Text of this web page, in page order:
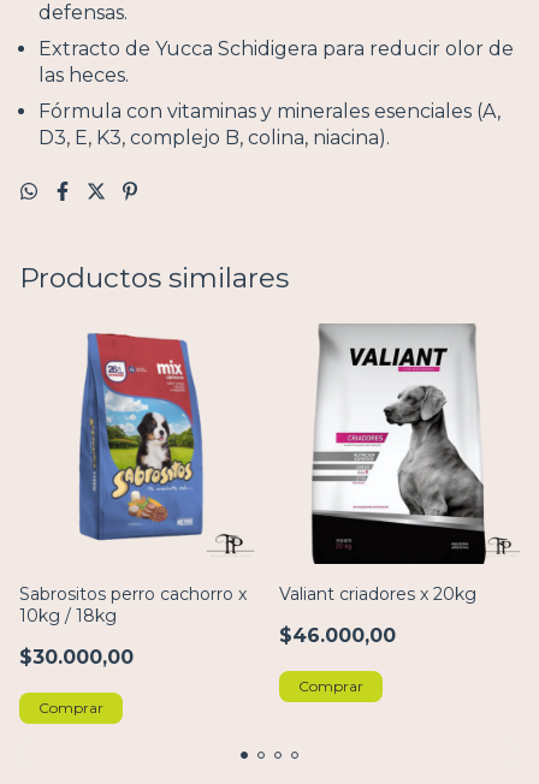
defensas.
Extracto de Yucca Schidigera para reducir olor de
las heces.
Fórmula con vitaminas y minerales esenciales (A,
D3, E, K3, complejo B, colina, niacina).
Productos similares
Sabrositos perro cachorro x
10kg / 18kg
$30.000,00
Comprar
Valiant criadores x 20kg
$46.000,00
Comprar